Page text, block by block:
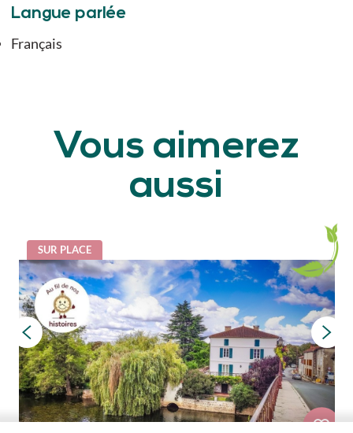
Langue parlée
Français
Vous aimerez
aussi
SUR PLACE